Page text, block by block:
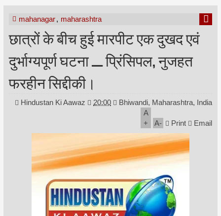
mahanagar, maharashtra
छात्रों के बीच हुई मारपीट एक दुखद एवं
दुर्भाग्यपूर्ण घटना __ प्रिंसिपल, नुजहत
फरहीन सिद्दीकी।
Hindustan Ki Aawaz 20:00
Bhiwandi, Maharashtra, India
A
+
A- Print Email